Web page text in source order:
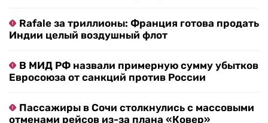
Rafale за триллионы: Франция готова продать
Индии целый воздушный флот
В МИД РФ назвали примерную сумму убытков
Евросоюза от санкций против России
Пассажиры в Сочи столкнулись с массовыми
отменами рейсов из-за плана «Ковер»